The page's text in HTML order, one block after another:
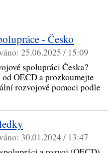
- Česko
25.06.2025 / 15:09
spolupráci Česka?
OECD a prozkoumejte
rozvojové pomoci podle
30.01.2024 / 13:47